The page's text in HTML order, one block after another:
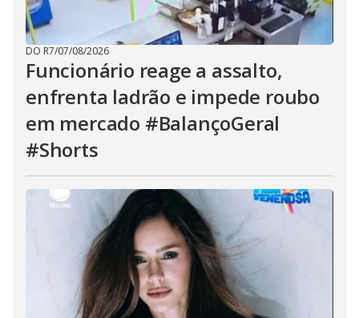
DO R7/07/08/2026
Funcionário reage a assalto,
enfrenta ladrão e impede roubo
em mercado #BalançoGeral
#Shorts